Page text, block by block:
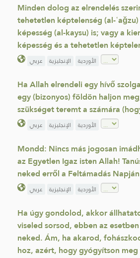
Minden dolog az elrendelés
tehetetlen képtelenség (al-
képesség (al-kaysu) is; vagy a
képesség és a tehetetlen
عربي الإنجليزية الأوردية
Ha Allah elrendeli egy hívő
egy (bizonyos) földön haljon
szükséget teremt a számára
عربي الإنجليزية الأوردية
Mondd: Nincs más jogosan
az Egyetlen Igaz isten Allah!
neked erről a Feltámadás Napján
عربي الإنجليزية الأوردية
Ha úgy gondolod, akkor
viseled sorsod, ebben az
neked. Ám, ha akarod,
hoz, azért, hogy gyógyítson